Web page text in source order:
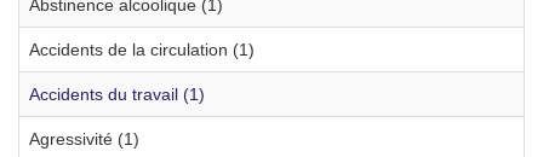
Abstinence alcoolique (1)
Accidents de la circulation (1)
Accidents du travail (1)
Agressivité (1)